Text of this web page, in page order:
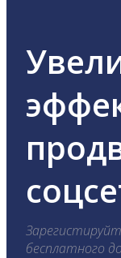
бесплатного